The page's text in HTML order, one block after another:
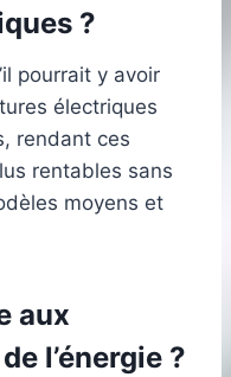
?
pourrait y avoir
électriques
rendant ces
rentables sans
moyens et
aux
l’énergie ?